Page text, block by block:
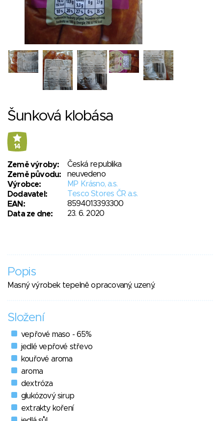
Šunková klobása
14
Země výroby:
Česká republika
Země původu:
neuvedeno
Výrobce:
MP Krásno, a.s.
Dodavatel:
Tesco Stores ČR a.s.
EAN:
8594013393300
Data ze dne:
23. 6. 2020
Popis
Masný výrobek tepelně opracovaný, uzený.
Složení
vepřové maso - 65%
jedlé vepřové střevo
kouřové aroma
aroma
dextróza
glukózový sirup
extrakty koření